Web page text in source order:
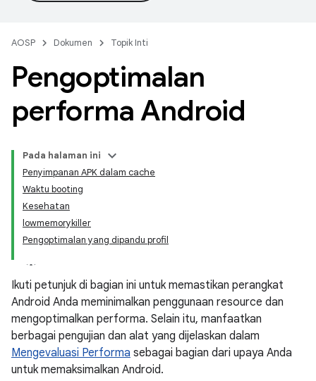
AOSP Dokumen Topik Inti
Pengoptimalan
performa Android
Pada halaman ini
Penyimpanan APK dalam cache
Waktu booting
Kesehatan
lowmemorykiller
Pengoptimalan yang dipandu profil
Ikuti petunjuk di bagian ini untuk memastikan perangkat
Android Anda meminimalkan penggunaan resource dan
mengoptimalkan performa. Selain itu, manfaatkan
berbagai pengujian dan alat yang dijelaskan dalam
Mengevaluasi Performa sebagai bagian dari upaya Anda
untuk memaksimalkan Android.